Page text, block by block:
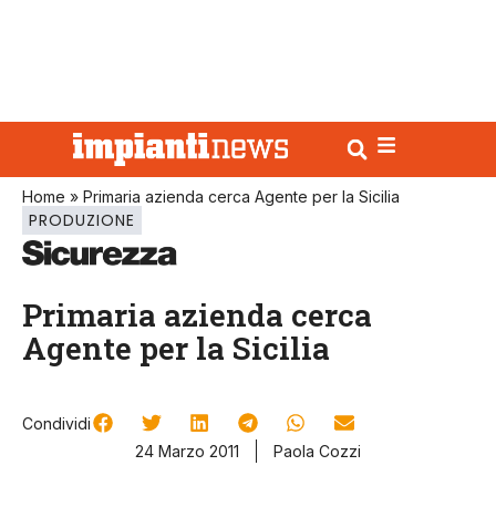
Home » Primaria azienda cerca Agente per la Sicilia
PRODUZIONE
Primaria azienda cerca
Agente per la Sicilia
Condividi
24 Marzo 2011
Paola Cozzi